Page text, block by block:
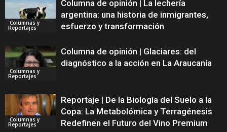
Columnas y
Reportajes
Columna de opinión | La lechería
argentina: una historia de inmigrantes,
esfuerzo y transformación
Columnas y
Reportajes
Columna de opinión | Glaciares: del
diagnóstico a la acción en La Araucanía
Columnas y
Reportajes
Reportaje | De la Biología del Suelo a la
Copa: La Metabolómica y Terragénesis
Redefinen el Futuro del Vino Premium